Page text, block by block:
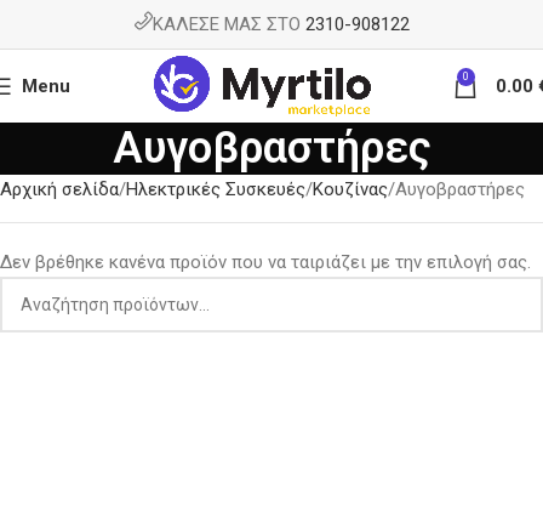
ΚΑΛΕΣΕ ΜΑΣ ΣΤΟ 2310-908122
Menu 0 0.00
Αυγοβραστήρες
Αρχική σελίδα Ηλεκτρικές Συσκευές Κουζίνας Αυγοβραστήρες
Δεν βρέθηκε κανένα προϊόν που να ταιριάζει με την επιλογή σας.